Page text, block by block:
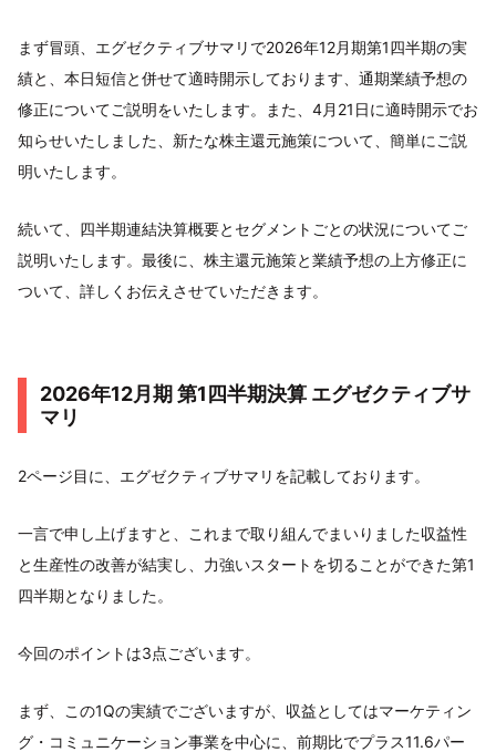
まず冒頭、エグゼクティブサマリで2026年12月期第1四半期の実
績と、本日短信と併せて適時開示しております、通期業績予想の
修正についてご説明をいたします。また、4月21日に適時開示でお
知らせいたしました、新たな株主還元施策について、簡単にご説
明いたします。
続いて、四半期連結決算概要とセグメントごとの状況についてご
説明いたします。最後に、株主還元施策と業績予想の上方修正に
ついて、詳しくお伝えさせていただきます。
2026年12月期 第1四半期決算 エグゼクティブサ
マリ
2ページ目に、エグゼクティブサマリを記載しております。
一言で申し上げますと、これまで取り組んでまいりました収益性
と生産性の改善が結実し、力強いスタートを切ることができた第1
四半期となりました。
今回のポイントは3点ございます。
まず、この1Qの実績でございますが、収益としてはマーケティン
グ・コミュニケーション事業を中心に、前期比でプラス11.6パー